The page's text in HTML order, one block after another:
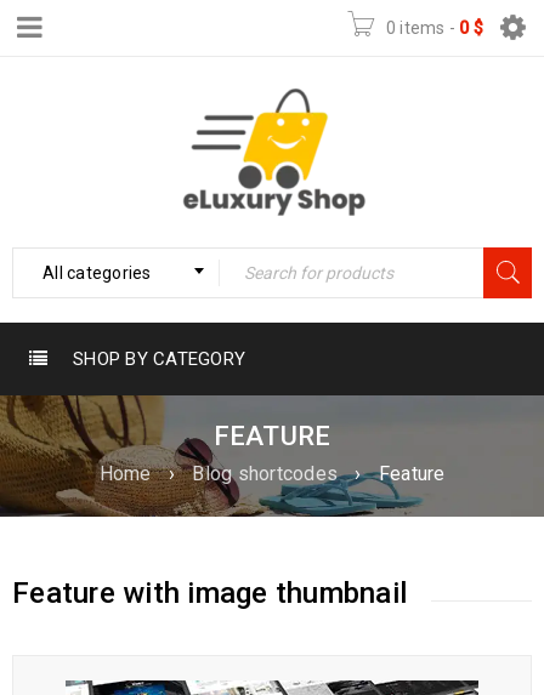
0 items - 0$
All categories
SHOP BY CATEGORY
FEATURE
Home › Blog shortcodes › Feature
Feature with image thumbnail